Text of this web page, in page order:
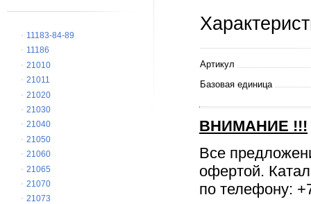
11183-84-89
11186
21010
21011
21020
21030
21040
21050
21060
21065
21070
21073
Артикул
Базовая единица
ВНИМАНИЕ !!!
Все
офертой.
по телефону: